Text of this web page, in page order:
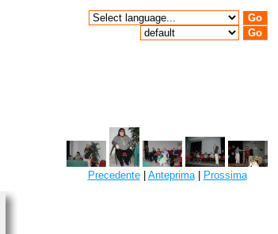
Precedente| Anteprima| Prossima